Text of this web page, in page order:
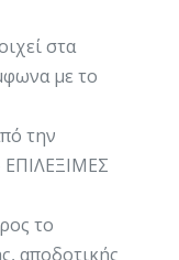
στα
με το
την
το
αποδοτικής